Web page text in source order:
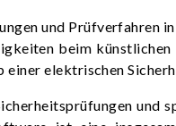
und
beim
einer elektrischen
und